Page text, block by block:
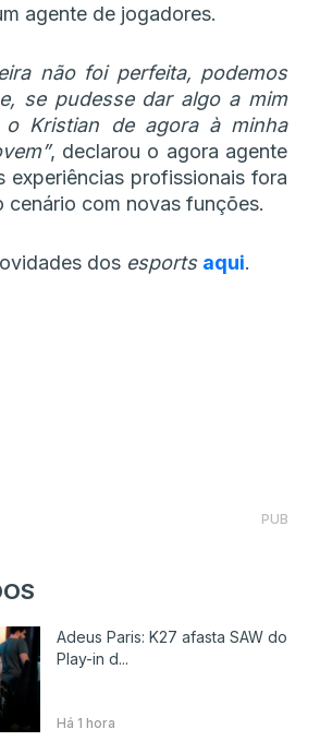
agente de jogadores.
não foi perfeita, podemos
se pudesse dar algo a mim
o Kristian de agora à minha
, declarou o agora agente
experiências profissionais fora
cenário com novas funções.
dos esports aqui.
PUB
Adeus Paris: K27 afasta SAW do
Play-in d...
Há 1 hora